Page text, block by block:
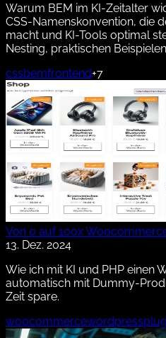
Warum BEM im KI-Zeitalter
CSS-Namenskonvention, die
macht und KI-Tools optimal
Nesting, praktischen
cssbemfrontend+7
Von 0 auf 100x
13. Dez. 2024
Wie ich mit KI und PHP einen
automatisch mit Dummy-
Zeit spare.
woocommercewordpress